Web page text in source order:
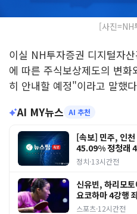
[사진=NH
이실 NH투자증권 디지털자
에 따른 주식보상제도의 변
히 안내할 예정"이라고 말했
AI MY뉴스 AI 추천
[속보] 민주, 인
45.09% 정청래
정치·13시간전
신유빈, 하리모
요코하마 4강행
스포츠·12시간전